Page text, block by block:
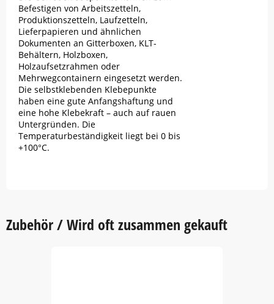
Befestigen von Arbeitszetteln,
Produktionszetteln, Laufzetteln,
Lieferpapieren und ähnlichen
Dokumenten an Gitterboxen, KLT-
Behältern, Holzboxen,
Holzaufsetzrahmen oder
Mehrwegcontainern eingesetzt werden.
Die selbstklebenden Klebepunkte
haben eine gute Anfangshaftung und
eine hohe Klebekraft – auch auf rauen
Untergründen. Die
Temperaturbeständigkeit liegt bei 0 bis
+100°C.
Zubehör / Wird oft zusammen gekauft